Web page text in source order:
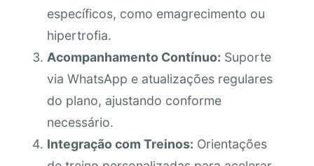
específicos, como emagrecimento ou
hipertrofia.
Acompanhamento Contínuo: Suporte
via WhatsApp e atualizações regulares
do plano, ajustando conforme
necessário.
Integração com Treinos: Orientações